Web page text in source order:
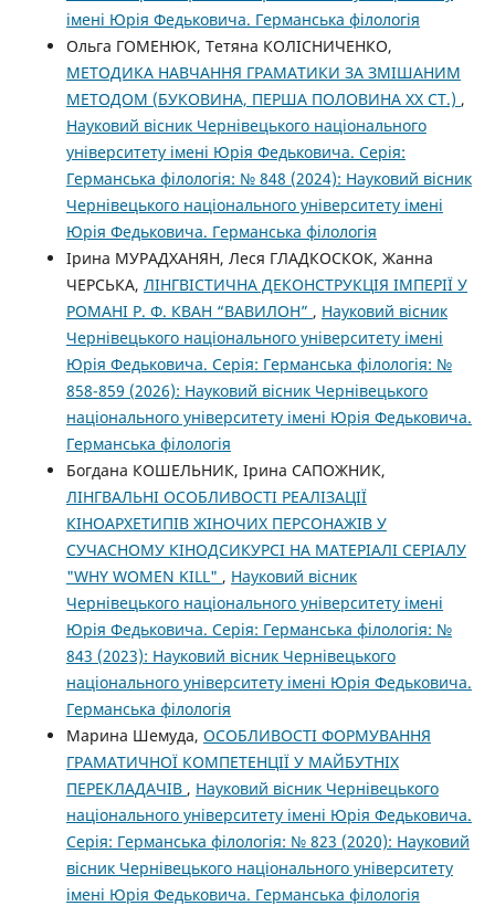
імені Юрія Федьковича. Германська філологія
Ольга ГОМЕНЮК, Тетяна КОЛІСНИЧЕНКО,
МЕТОДИКА НАВЧАННЯ ГРАМАТИКИ ЗА ЗМІШАНИМ
МЕТОДОМ (БУКОВИНА, ПЕРША ПОЛОВИНА ХХ СТ.) ,
Науковий вісник Чернівецького національного
університету імені Юрія Федьковича. Серія:
Германська філологія: № 848 (2024): Науковий вісник
Чернівецького національного університету імені
Юрія Федьковича. Германська філологія
Ірина МУРАДХАНЯН, Леся ГЛАДКОСКОК, Жанна
ЧЕРСЬКА, ЛІНГВІСТИЧНА ДЕКОНСТРУКЦІЯ ІМПЕРІЇ У
РОМАНІ Р. Ф. КВАН “ВАВИЛОН” , Науковий вісник
Чернівецького національного університету імені
Юрія Федьковича. Серія: Германська філологія: №
858-859 (2026): Науковий вісник Чернівецького
національного університету імені Юрія Федьковича.
Германська філологія
Богдана КОШЕЛЬНИК, Ірина САПОЖНИК,
ЛІНГВАЛЬНІ ОСОБЛИВОСТІ РЕАЛІЗАЦІЇ
КІНОАРХЕТИПІВ ЖІНОЧИХ ПЕРСОНАЖІВ У
СУЧАСНОМУ КІНОДСИКУРСІ НА МАТЕРІАЛІ СЕРІАЛУ
"WHY WOMEN KILL" , Науковий вісник
Чернівецького національного університету імені
Юрія Федьковича. Серія: Германська філологія: №
843 (2023): Науковий вісник Чернівецького
національного університету імені Юрія Федьковича.
Германська філологія
Марина Шемуда, ОСОБЛИВОСТІ ФОРМУВАННЯ
ГРАМАТИЧНОЇ КОМПЕТЕНЦІЇ У МАЙБУТНІХ
ПЕРЕКЛАДАЧІВ , Науковий вісник Чернівецького
національного університету імені Юрія Федьковича.
Серія: Германська філологія: № 823 (2020): Науковий
вісник Чернівецького національного університету
імені Юрія Федьковича. Германська філологія